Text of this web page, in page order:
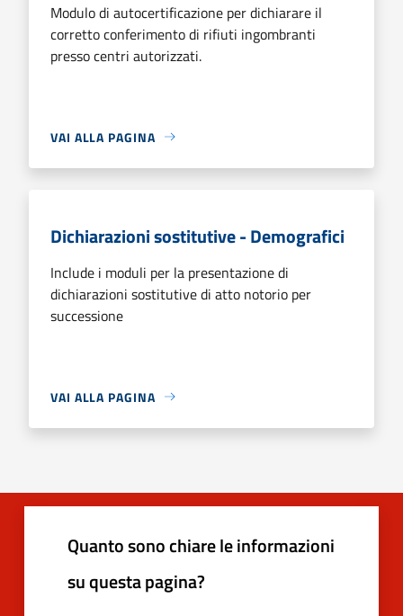
Modulo di autocertificazione per dichiarare il
corretto conferimento di rifiuti ingombranti
presso centri autorizzati.
VAI ALLA PAGINA
Dichiarazioni sostitutive - Demografici
Include i moduli per la presentazione di
dichiarazioni sostitutive di atto notorio per
successione
VAI ALLA PAGINA
Quanto sono chiare le informazioni
su questa pagina?